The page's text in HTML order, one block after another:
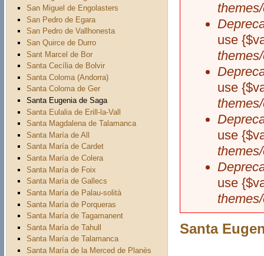
San Miguel de Engolasters
San Pedro de Egara
San Pedro de Vallhonesta
San Quirce de Durro
Sant Marcel de Bor
Santa Cecília de Bolvir
Santa Coloma (Andorra)
Santa Coloma de Ger
Santa Eugenia de Saga
Santa Eulalia de Erill-la-Vall
Santa Magdalena de Talamanca
Santa María de All
Santa María de Cardet
Santa María de Colera
Santa María de Foix
Santa María de Gallecs
Santa María de Palau-solità
Santa María de Porqueras
Santa María de Tagamanent
Santa María de Tahull
Santa María de Talamanca
Santa María de la Merced de Planès
use
use
use
use
Santa